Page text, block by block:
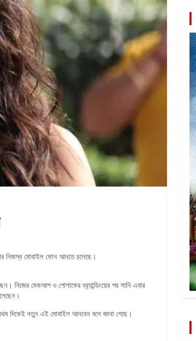
নিজস্ব মোবাইল ফোন আনতে চলেছে।
নিজের মেকআপ ও পোশাকের ব্র‌্যান্ডিংয়ের পর সানি এবার
দিকেই নতুন এই মোবাইল আনবেন বলে জানা গেছে।